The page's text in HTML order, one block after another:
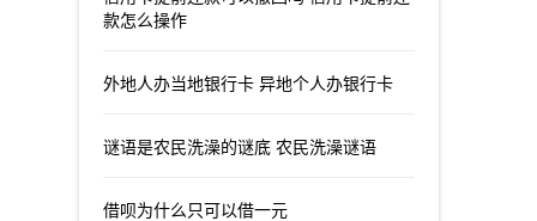
款怎么操作
外地人办当地银行卡 异地个人办银行卡
谜语是农民洗澡的谜底 农民洗澡谜语
借呗为什么只可以借一元